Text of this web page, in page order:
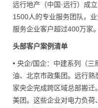
远行地产（中国·远行）成
1500人的专业服务团队，
服务企业客户超过400万家。
头部客户案例清单
• 央企/国企：中建系列（
油、北京市政集团。远行
家央企完成跨区域总部搬迁
美团。这些企业对电力负